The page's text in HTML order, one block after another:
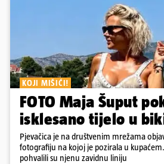
KOJI MIŠIĆI!
FOTO Maja Šuput
isklesano tijelo u
Pjevačica je na društvenim mrežama
fotografiju na kojoj je pozirala u
pohvalili su njenu zavidnu liniju